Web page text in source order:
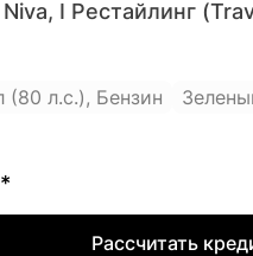
I Рестайлинг
(80 л.с.), Бензин
Рассчитать